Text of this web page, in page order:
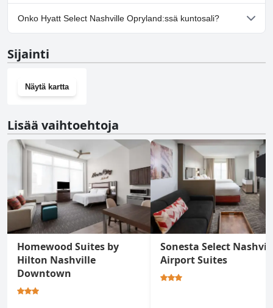
Kyllä, Hyatt Select Nashville Opryland tarjoaa
pysäköintimahdollisuuden.
Onko Hyatt Select Nashville Opryland:ssä kuntosali?
Sijainti
Näytä kartta
Lisää vaihtoehtoja
Homewood Suites by
Hilton Nashville
Downtown
Sonesta Select
Airport Suites